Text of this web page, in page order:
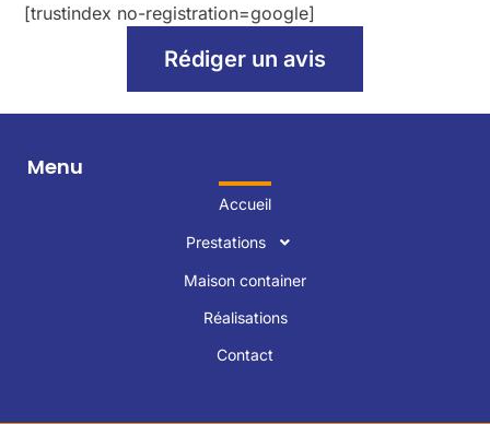
[trustindex no-registration=google]
Rédiger un avis
Menu
Accueil
Prestations
Maison container
Réalisations
Contact